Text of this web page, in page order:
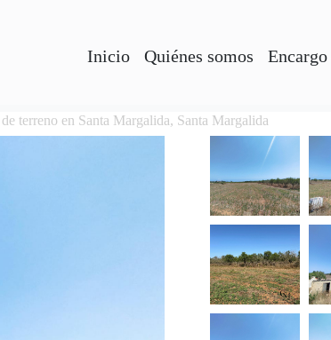
Inicio Quiénes somos
terreno en Santa Margalida, Santa Margalida